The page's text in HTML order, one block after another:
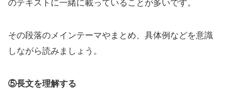
のテキストに一緒に載っていることが多いです。
その段落のメインテーマやまとめ、具体例などを意識
しながら読みましょう。
⑤長文を理解する